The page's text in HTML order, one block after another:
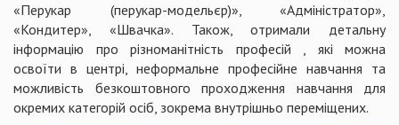
«Перукар (перукар-модельєр)», «Адміністратор»,
«Кондитер», «Швачка». Також, отримали детальну
інформацію про різноманітність професій , які можна
освоїти в центрі, неформальне професійне навчання та
можливість безкоштовного проходження навчання для
окремих категорій осіб, зокрема внутрішньо переміщених.